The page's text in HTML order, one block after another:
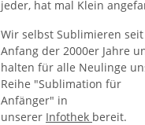
jeder, hat mal Klein
Wir selbst Sublimieren seit
Anfang der 2000er Jahre
halten für alle Neulinge
Reihe "Sublimation für
Anfänger" in
unserer Infothek bereit.